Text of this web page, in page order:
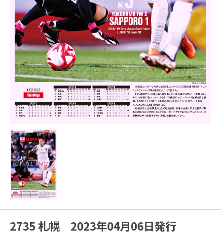
2735 札幌 2023年04月06日発行